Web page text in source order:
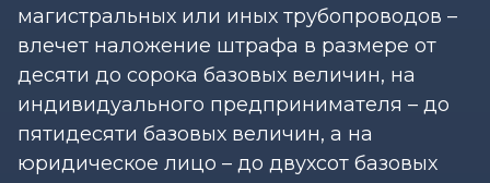
магистральных или иных трубопроводов –
влечет наложение штрафа в размере от
десяти до сорока базовых величин, на
индивидуального предпринимателя – до
пятидесяти базовых величин, а на
юридическое лицо – до двухсот базовых